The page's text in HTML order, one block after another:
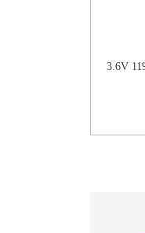
3.6V